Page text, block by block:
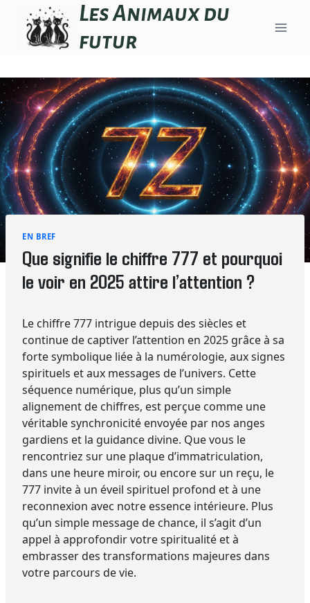
contenu
Les Animaux du
futur
EN BREF
Que signifie le chiffre 777 et pourquoi
le voir en 2025 attire l’attention ?
Le chiffre 777 intrigue depuis des siècles et
continue de captiver l’attention en 2025 grâce à sa
forte symbolique liée à la numérologie, aux signes
spirituels et aux messages de l’univers. Cette
séquence numérique, plus qu’un simple
alignement de chiffres, est perçue comme une
véritable synchronicité envoyée par nos anges
gardiens et la guidance divine. Que vous le
rencontriez sur une plaque d’immatriculation,
dans une heure miroir, ou encore sur un reçu, le
777 invite à un éveil spirituel profond et à une
reconnexion avec notre essence intérieure. Plus
qu’un simple message de chance, il s’agit d’un
appel à approfondir votre spiritualité et à
embrasser des transformations majeures dans
votre parcours de vie.